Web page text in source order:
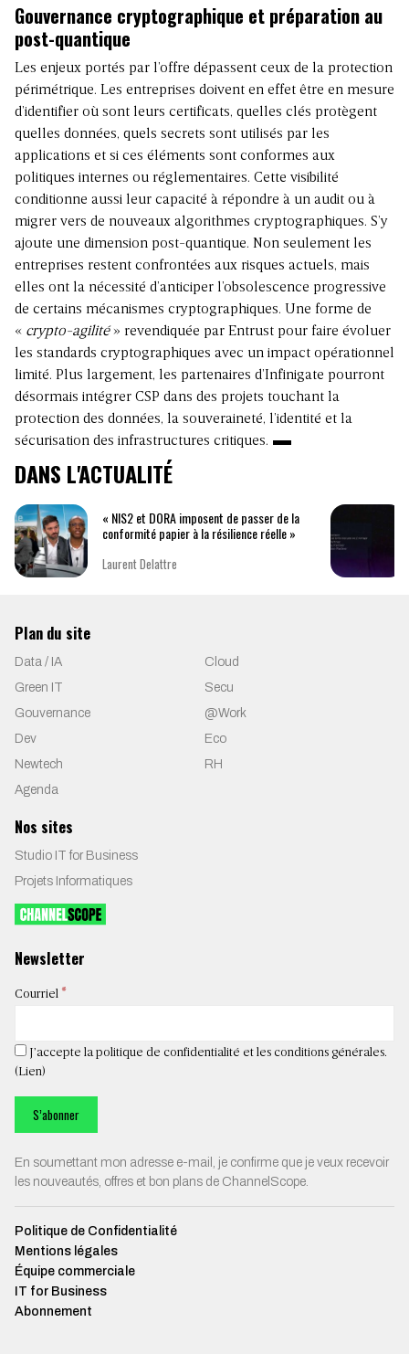
Gouvernance cryptographique et préparation au
post-quantique
Les enjeux portés par l’offre dépassent ceux de la protection
périmétrique. Les entreprises doivent en effet être en mesure
d’identifier où sont leurs certificats, quelles clés protègent
quelles données, quels secrets sont utilisés par les
applications et si ces éléments sont conformes aux
politiques internes ou réglementaires. Cette visibilité
conditionne aussi leur capacité à répondre à un audit ou à
migrer vers de nouveaux algorithmes cryptographiques. S’y
ajoute une dimension post-quantique. Non seulement les
entreprises restent confrontées aux risques actuels, mais
elles ont la nécessité d’anticiper l’obsolescence progressive
de certains mécanismes cryptographiques. Une forme de
« crypto-agilité» revendiquée par Entrust pour faire évoluer
les standards cryptographiques avec un impact opérationnel
limité. Plus largement, les partenaires d’Infinigate pourront
désormais intégrer CSP dans des projets touchant la
protection des données, la souveraineté, l’identité et la
sécurisation des infrastructures critiques.
DANS L'ACTUALITÉ
« NIS2 et DORA imposent de passer de la
conformité papier à la résilience réelle »
Laurent Delattre
Plan du site
Data / IA
Cloud
Green IT
Secu
Gouvernance
@Work
Dev
Eco
Newtech
RH
Agenda
Nos sites
Studio IT for Business
Projets Informatiques
Newsletter
Courriel *
J’accepte la politique de confidentialité et les conditions générales.
(Lien)
En soumettant mon adresse e-mail, je confirme que je veux recevoir
les nouveautés, offres et bon plans de ChannelScope.
Politique de Confidentialité
Mentions légales
Équipe commerciale
IT for Business
Abonnement